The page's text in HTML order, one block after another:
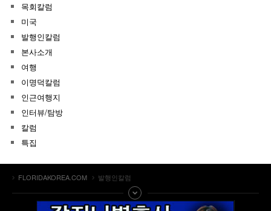
목회칼럼
미국
발행인칼럼
본사소개
여행
이명덕칼럼
인근여행지
인터뷰/탐방
칼럼
특집
FLORIDAKOREA.COM 발행인칼럼